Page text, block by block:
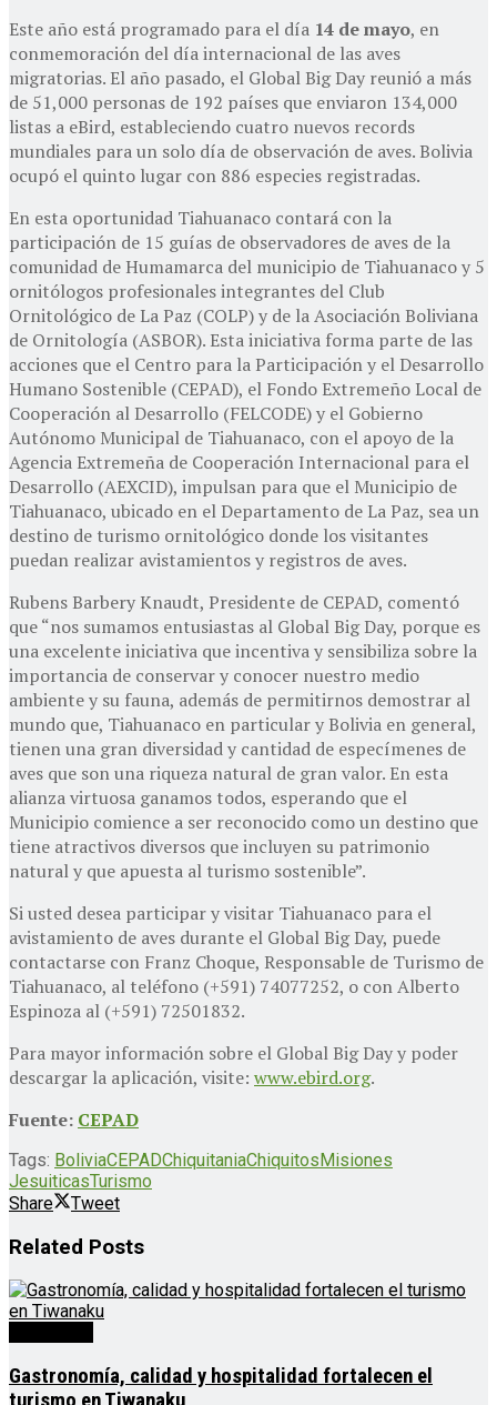
Este año está programado para el día 14 de mayo, en
conmemoración del día internacional de las aves
migratorias. El año pasado, el Global Big Day reunió a más
de 51,000 personas de 192 países que enviaron 134,000
listas a eBird, estableciendo cuatro nuevos records
mundiales para un solo día de observación de aves. Bolivia
ocupó el quinto lugar con 886 especies registradas.
En esta oportunidad Tiahuanaco contará con la
participación de 15 guías de observadores de aves de la
comunidad de Humamarca del municipio de Tiahuanaco y 5
ornitólogos profesionales integrantes del Club
Ornitológico de La Paz (COLP) y de la Asociación Boliviana
de Ornitología (ASBOR). Esta iniciativa forma parte de las
acciones que el Centro para la Participación y el Desarrollo
Humano Sostenible (CEPAD), el Fondo Extremeño Local de
Cooperación al Desarrollo (FELCODE) y el Gobierno
Autónomo Municipal de Tiahuanaco, con el apoyo de la
Agencia Extremeña de Cooperación Internacional para el
Desarrollo (AEXCID), impulsan para que el Municipio de
Tiahuanaco, ubicado en el Departamento de La Paz, sea un
destino de turismo ornitológico donde los visitantes
puedan realizar avistamientos y registros de aves.
Rubens Barbery Knaudt, Presidente de CEPAD, comentó
que “nos sumamos entusiastas al Global Big Day, porque es
una excelente iniciativa que incentiva y sensibiliza sobre la
importancia de conservar y conocer nuestro medio
ambiente y su fauna, además de permitirnos demostrar al
mundo que, Tiahuanaco en particular y Bolivia en general,
tienen una gran diversidad y cantidad de especímenes de
aves que son una riqueza natural de gran valor. En esta
alianza virtuosa ganamos todos, esperando que el
Municipio comience a ser reconocido como un destino que
tiene atractivos diversos que incluyen su patrimonio
natural y que apuesta al turismo sostenible”.
Si usted desea participar y visitar Tiahuanaco para el
avistamiento de aves durante el Global Big Day, puede
contactarse con Franz Choque, Responsable de Turismo de
Tiahuanaco, al teléfono (+591) 74077252, o con Alberto
Espinoza al (+591) 72501832.
Para mayor información sobre el Global Big Day y poder
descargar la aplicación, visite: www.ebird.org.
Fuente: CEPAD
Tags: BoliviaCEPADChiquitaniaChiquitosMisiones
JesuiticasTurismo
Share
Tweet
Related Posts
Gastronomía, calidad y hospitalidad fortalecen el